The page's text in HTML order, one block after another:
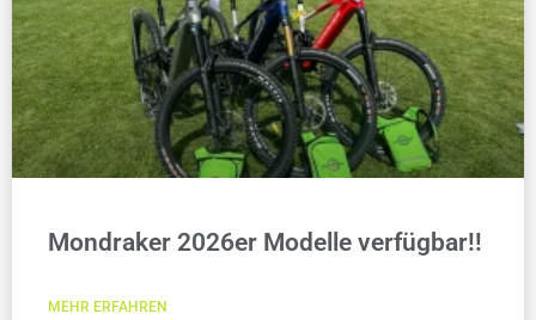
Mondraker 2026er Modelle verfügbar!!
MEHR ERFAHREN